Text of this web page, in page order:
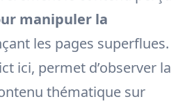
manipuler la
les pages superflues.
ici, permet d’observer la
thématique sur